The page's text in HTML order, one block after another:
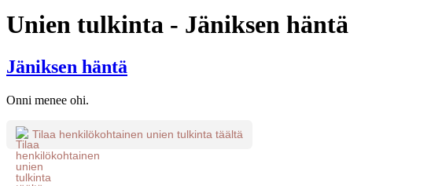
Unien tulkinta - Jäniksen häntä
Jäniksen häntä
Onni menee ohi.
Tilaa henkilökohtainen unien tulkinta täältä